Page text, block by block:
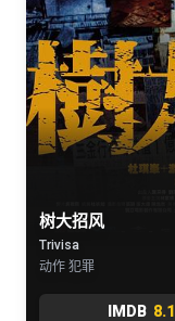
树大招风
Trivisa
动作 犯罪
IMDB 8.1